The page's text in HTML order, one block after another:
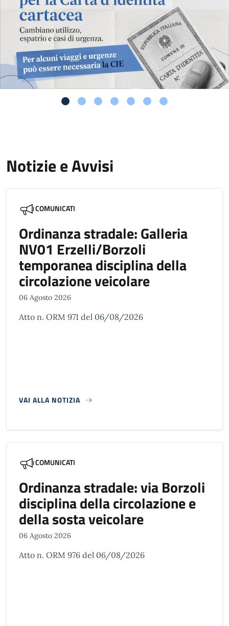
Notizie e Avvisi
COMUNICATI
Ordinanza stradale: Galleria
NV01 Erzelli/Borzoli
temporanea disciplina della
circolazione veicolare
06 Agosto 2026
Atto n. ORM 971 del 06/08/2026
VAI ALLA NOTIZIA
COMUNICATI
Ordinanza stradale: via Borzoli
disciplina della circolazione e
della sosta veicolare
06 Agosto 2026
Atto n. ORM 976 del 06/08/2026